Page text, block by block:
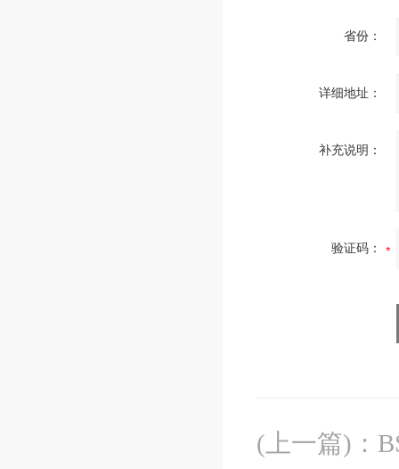
省份：
详细地址：
补充说明：
验证码：
(上一篇) ：